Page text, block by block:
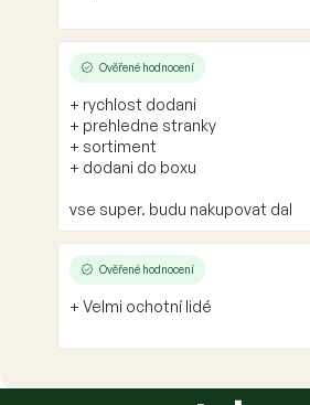
Ověřené hodnocení
+ rychlost dodani
+ prehledne stranky
+ sortiment
+ dodani do boxu
vse super. budu nakupovat dal
Ověřené hodnocení
+ Velmi ochotní lidé